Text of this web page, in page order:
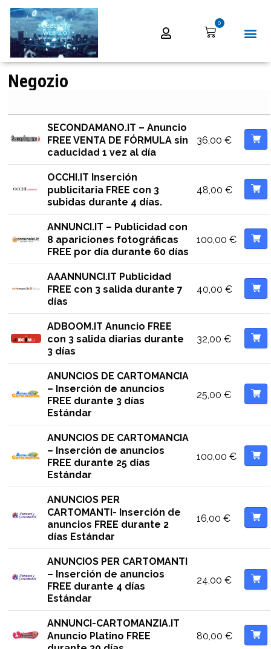
0
Negozio
SECONDAMANO.IT – Anuncio
FREE VENTA DE FÓRMULA sin
caducidad 1 vez al día
36,00 €
OCCHI.IT Inserción
publicitaria FREE con 3
subidas durante 4 días.
48,00 €
ANNUNCI.IT – Publicidad con
8 apariciones fotográficas
FREE por día durante 60 días
100,00 €
AAANNUNCI.IT Publicidad
FREE con 3 salida durante 7
días
40,00 €
ADBOOM.IT Anuncio FREE
con 3 salida diarias durante
3 días
32,00 €
ANUNCIOS DE CARTOMANCIA
– Inserción de anuncios
FREE durante 3 días
Estándar
25,00 €
ANUNCIOS DE CARTOMANCIA
– Inserción de anuncios
FREE durante 25 días
Estándar
100,00 €
ANUNCIOS PER
CARTOMANTI- Inserción de
anuncios FREE durante 2
días Estándar
16,00 €
ANUNCIOS PER CARTOMANTI
– Inserción de anuncios
FREE durante 4 días
Estándar
24,00 €
ANNUNCI-CARTOMANZIA.IT
Anuncio Platino FREE
80,00 €